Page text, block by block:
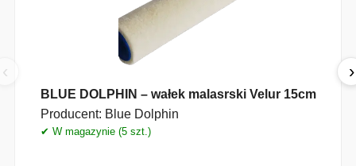
‹
BLUE DOLPHIN – wałek malasrski Velur 15cm
Producent: Blue Dolphin
✔ W magazynie (5 szt.)
›